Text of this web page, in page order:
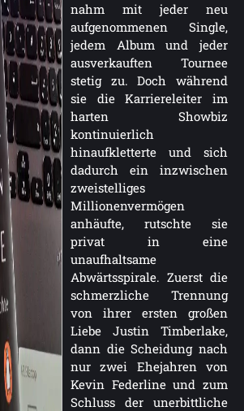
nahm mit jeder neu
aufgenommenen Single,
jedem Album und jeder
ausverkauften Tournee
stetig zu. Doch während
sie die Karriereleiter im
harten Showbiz
kontinuierlich
hinaufkletterte und sich
dadurch ein inzwischen
zweistelliges
Millionenvermögen
anhäufte, rutschte sie
privat in eine
unaufhaltsame
Abwärtsspirale. Zuerst die
schmerzliche Trennung
von ihrer ersten großen
Liebe Justin Timberlake,
dann die Scheidung nach
nur zwei Ehejahren von
Kevin Federline und zum
Schluss der unerbittliche